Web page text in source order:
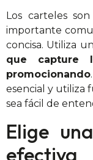
Los carteles
importante
concisa. Utiliza un
que capture
promocionando
esencial y utiliza
sea fácil de
Elige
efectiva